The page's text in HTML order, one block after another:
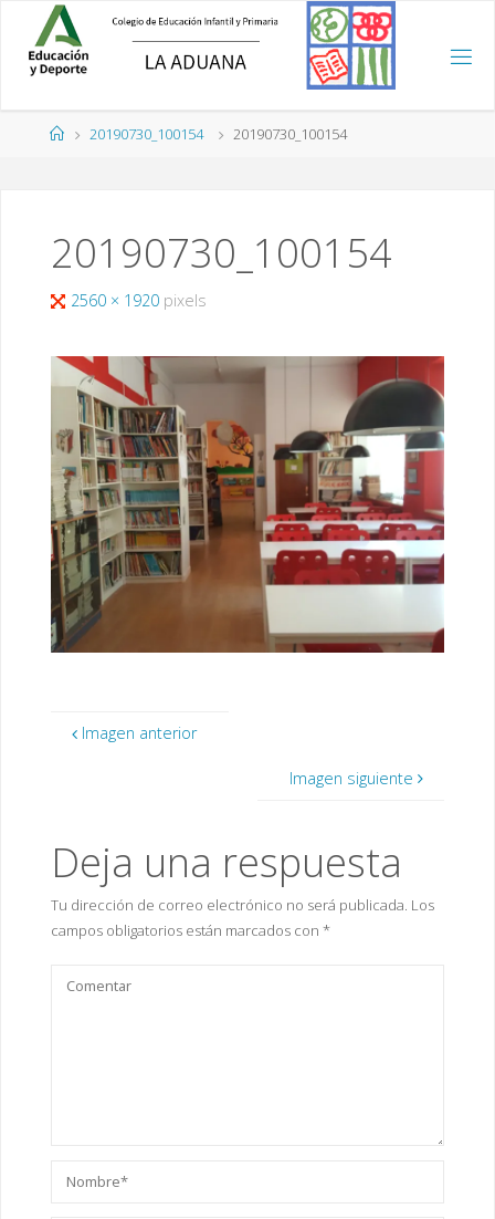
contenido
Página20190730_100154 20190730_100154
20190730_100154
Tamaño
2560 × 1920 pixels
Imagen anterior
Imagen siguiente
Deja una respuesta
Tu dirección de correo electrónico no será publicada. Los
campos obligatorios están marcados con *